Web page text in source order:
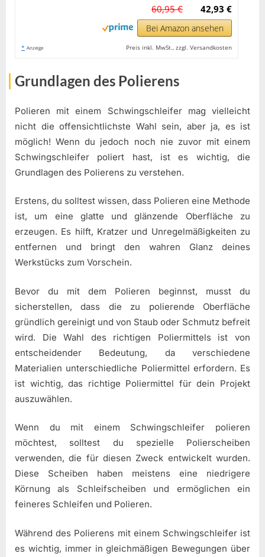
42,93 €
60,95 €
Bei Amazon ansehen
* Anzeige Preis inkl. MwSt., zzgl. Versandkosten
Grundlagen des Polierens
Polieren mit einem Schwingschleifer mag vielleicht
nicht die offensichtlichste Wahl sein, aber ja, es ist
möglich! Wenn du jedoch noch nie zuvor mit einem
Schwingschleifer poliert hast, ist es wichtig, die
Grundlagen des Polierens zu verstehen.
Erstens, du solltest wissen, dass Polieren eine Methode
ist, um eine glatte und glänzende Oberfläche zu
erzeugen. Es hilft, Kratzer und Unregelmäßigkeiten zu
entfernen und bringt den wahren Glanz deines
Werkstücks zum Vorschein.
Bevor du mit dem Polieren beginnst, musst du
sicherstellen, dass die zu polierende Oberfläche
gründlich gereinigt und von Staub oder Schmutz befreit
wird. Die Wahl des richtigen Poliermittels ist von
entscheidender Bedeutung, da verschiedene
Materialien unterschiedliche Poliermittel erfordern. Es
ist wichtig, das richtige Poliermittel für dein Projekt
auszuwählen.
Wenn du mit einem Schwingschleifer polieren
möchtest, solltest du spezielle Polierscheiben
verwenden, die für diesen Zweck entwickelt wurden.
Diese Scheiben haben meistens eine niedrigere
Körnung als Schleifscheiben und ermöglichen ein
feineres Schleifen und Polieren.
Während des Polierens mit einem Schwingschleifer ist
es wichtig, immer in gleichmäßigen Bewegungen über